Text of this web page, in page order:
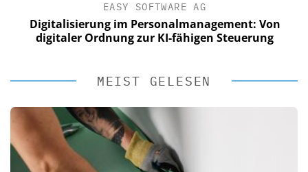
EASY SOFTWARE AG
Digitalisierung im Personalmanagement: Von
digitaler Ordnung zur KI-fähigen Steuerung
MEIST GELESEN